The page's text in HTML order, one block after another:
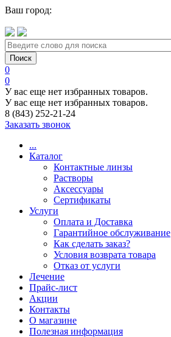
Ваш город:
0
0
У вас еще нет избранных товаров.
У вас еще нет избранных товаров.
8 (843) 252-21-24
Заказать звонок
...
Каталог
Контактные линзы
Растворы
Аксессуары
Сертификаты
Услуги
Оплата и Доставка
Гарантийное обслуживание
Как сделать заказ?
Условия возврата товара
Отказ от услуги
Лечение
Прайс-лист
Акции
Контакты
О магазине
Полезная информация